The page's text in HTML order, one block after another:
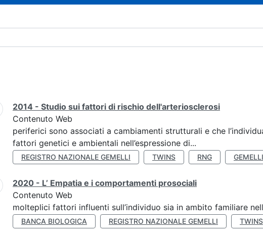
2014 - Studio sui fattori di rischio dell'arteriosclerosi
Contenuto Web
periferici sono associati a cambiamenti strutturali e che
fattori genetici e ambientali nell’espressione di...
REGISTRO NAZIONALE GEMELLI TWINS RNG GEMELLI
2020 - L’ Empatia e i comportamenti prosociali
Contenuto Web
molteplici fattori influenti sull’individuo sia in ambito familiare
BANCA BIOLOGICA REGISTRO NAZIONALE GEMELLI TWINS